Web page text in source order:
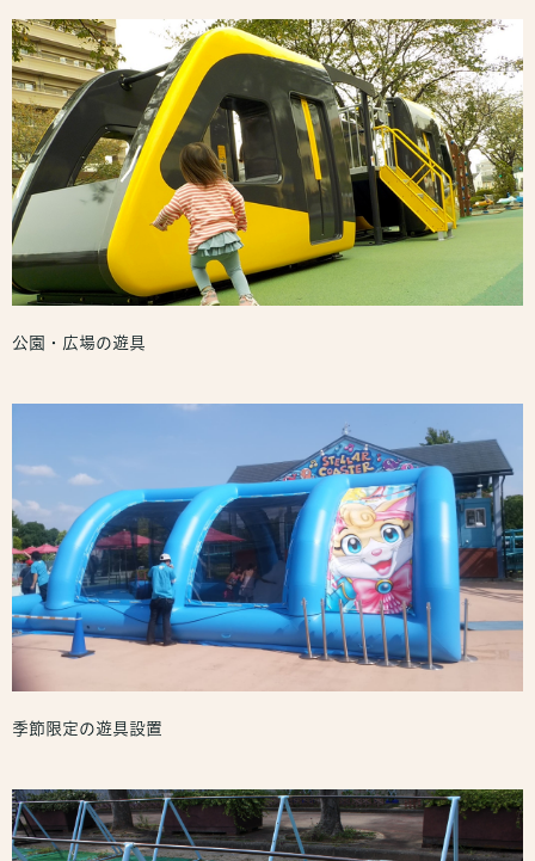
公園・広場の遊具
季節限定の遊具設置